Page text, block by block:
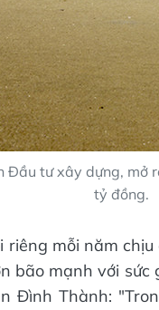
tư xây dựng, mở
tỷ đồng.
riêng mỗi năm
bão mạnh với
Đình Thành: